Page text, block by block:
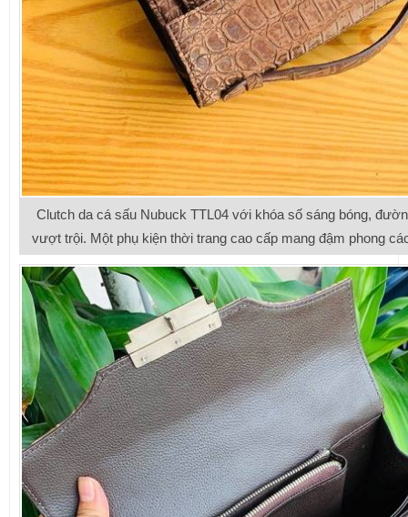
Clutch da cá sấu Nubuck TTL04 với khóa số sáng bóng,
vượt trội. Một phụ kiện thời trang cao cấp mang đậm phong